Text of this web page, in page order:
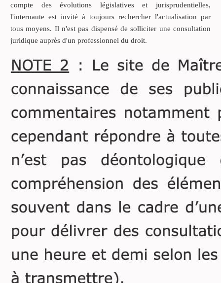
compte des évolutions législatives et jurisprudentielles,
l'internaute est invité à toujours rechercher l'actualisation par
tous moyens. Il n'est pas dispensé de solliciter une consultation
juridique auprès d'un professionnel du droit.